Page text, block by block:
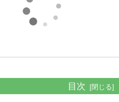
目次